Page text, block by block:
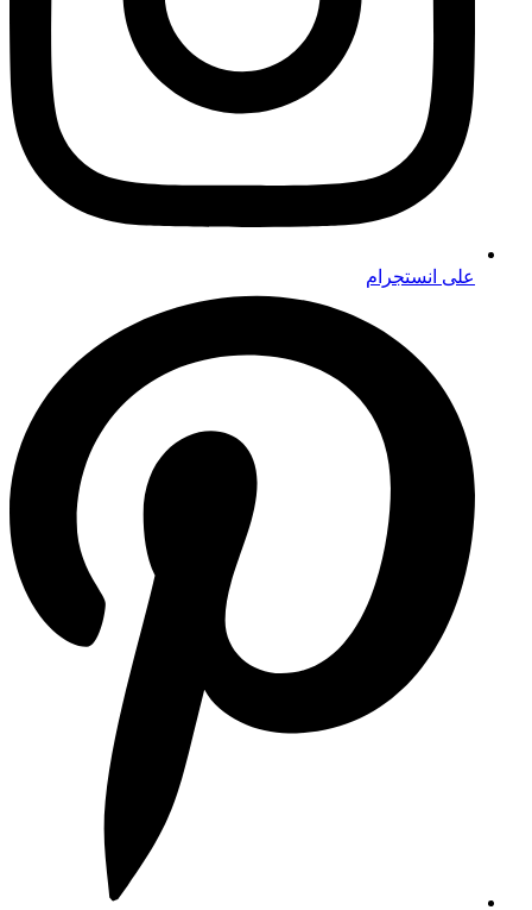
على انستجرام